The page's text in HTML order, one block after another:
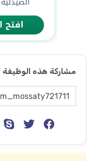
مشاركة هذه الوظيفة